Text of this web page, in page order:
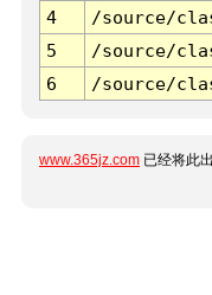
4
/source/
5
/source/
6
/source/
www.365jz.com 已经将此